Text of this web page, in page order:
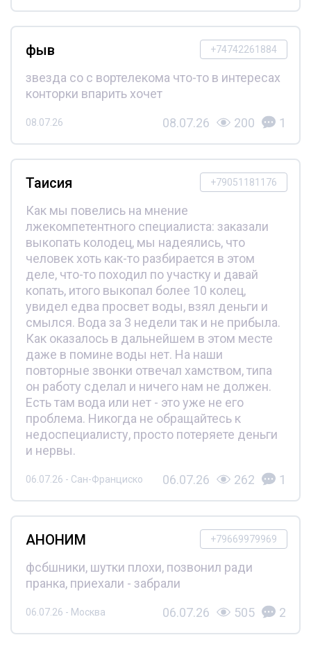
+74742261884
фыв
звезда со с вортелекома что-то в интересах
конторки впарить хочет
08.07.26 08.07.26 200 1
+79051181176
Таисия
Как мы повелись на мнение
лжекомпетентного специалиста: заказали
выкопать колодец, мы надеялись, что
человек хоть как-то разбирается в этом
деле, что-то походил по участку и давай
копать, итого выкопал более 10 колец,
увидел едва просвет воды, взял деньги и
смылся. Вода за 3 недели так и не прибыла.
Как оказалось в дальнейшем в этом месте
даже в помине воды нет. На наши
повторные звонки отвечал хамством, типа
он работу сделал и ничего нам не должен.
Есть там вода или нет - это уже не его
проблема. Никогда не обращайтесь к
недоспециалисту, просто потеряете деньги
и нервы.
06.07.26 - Сан-Франциско 06.07.26 262 1
+79669979969
АНОНИМ
фсбшники, шутки плохи, позвонил ради
пранка, приехали - забрали
06.07.26 - Москва 06.07.26 505 2